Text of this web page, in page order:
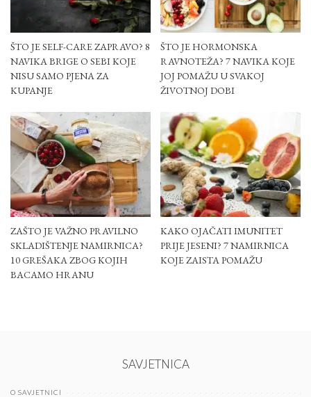
ŠTO JE SELF-CARE ZAPRAVO? 8
NAVIKA BRIGE O SEBI KOJE
NISU SAMO PJENA ZA
KUPANJE
ŠTO JE HORMONSKA
RAVNOTEŽA? 7 NAVIKA KOJE
JOJ POMAŽU U SVAKOJ
ŽIVOTNOJ DOBI
ZAŠTO JE VAŽNO PRAVILNO
SKLADIŠTENJE NAMIRNICA?
10 GREŠAKA ZBOG KOJIH
BACAMO HRANU
KAKO OJAČATI IMUNITET
PRIJE JESENI? 7 NAMIRNICA
KOJE ZAISTA POMAŽU
SAVJETNICA
O SAVJETNICI